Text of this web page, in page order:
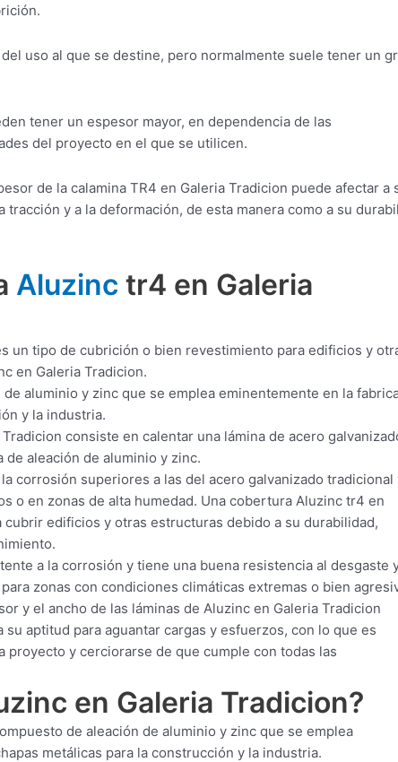
uso al que se destine, pero normalmente suele tener un
tener un espesor mayor, en dependencia de las
del proyecto en el que se utilicen.
de la calamina TR4 en Galeria Tradicion puede afectar a
y a la deformación, de esta manera como a su
Aluzinc tr4 en Galeria
un tipo de cubrición o bien revestimiento para edificios y
en Galeria Tradicion.
aluminio y zinc que se emplea eminentemente en la
y la industria.
consiste en calentar una lámina de acero
aleación de aluminio y zinc.
corrosión superiores a las del acero galvanizado tradicional
o en zonas de alta humedad. Una cobertura Aluzinc tr4 en
edificios y otras estructuras debido a su durabilidad,
a la corrosión y tiene una buena resistencia al desgaste
zonas con condiciones climáticas extremas o bien
y el ancho de las láminas de Aluzinc en Galeria Tradicion
aptitud para aguantar cargas y esfuerzos, con lo que es
y cerciorarse de que cumple con todas las
en Galeria Tradicion?
de aleación de aluminio y zinc que se emplea
metálicas para la construcción y la industria.